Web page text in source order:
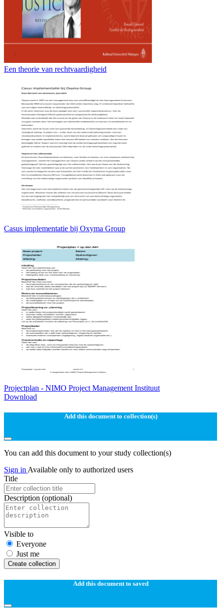
Een theorie van rechtvaardigheid
Casus implementatie bij Oxyma Group
Projectplan - NIMO Project Management Instituut
Download
Add this document to collection(s)
You can add this document to your study collection(s)
Sign in Available only to authorized users
Title
Description (optional)
Visible to
Everyone
Just me
Create collection
Add this document to saved